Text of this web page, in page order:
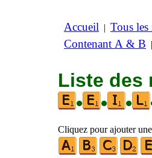
Accueil | Tous les
Contenant A & B |
Liste des
•
• •
Cliquez pour ajouter